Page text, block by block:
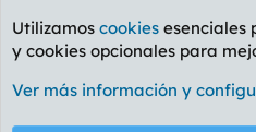
Foro General
Cookies
PL OLDSTYLE
Utilizamos cookies esenciales
y cookies opcionales para
Ver más información y